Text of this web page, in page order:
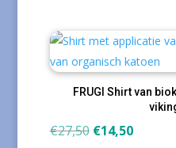
€22,00.
FRUGI Shirt van
€27,50 €14,50Huidige